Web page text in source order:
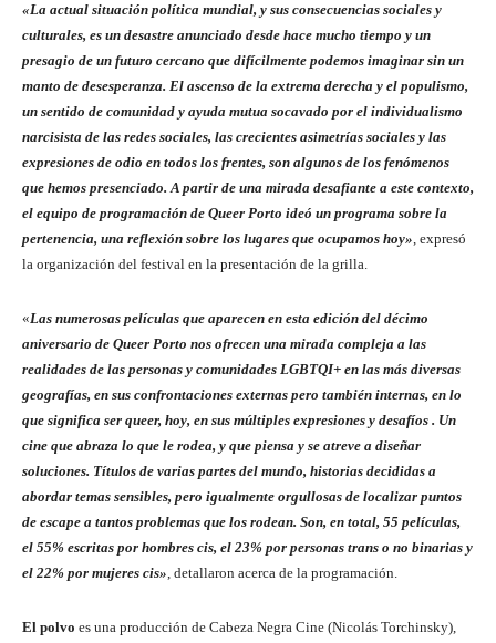
«La actual situación política mundial, y sus consecuencias sociales y
culturales, es un desastre anunciado desde hace mucho tiempo y un
presagio de un futuro cercano que difícilmente podemos imaginar sin un
manto de desesperanza. El ascenso de la extrema derecha y el populismo,
un sentido de comunidad y ayuda mutua socavado por el individualismo
narcisista de las redes sociales, las crecientes asimetrías sociales y las
expresiones de odio en todos los frentes, son algunos de los fenómenos
que hemos presenciado. A partir de una mirada desafiante a este contexto,
el equipo de programación de Queer Porto ideó un programa sobre la
pertenencia, una reflexión sobre los lugares que ocupamos hoy», expresó
la organización del festival en la presentación de la grilla.
«Las numerosas películas que aparecen en esta edición del décimo
aniversario de Queer Porto nos ofrecen una mirada compleja a las
realidades de las personas y comunidades LGBTQI+ en las más diversas
geografías, en sus confrontaciones externas pero también internas, en lo
que significa ser queer, hoy, en sus múltiples expresiones y desafíos . Un
cine que abraza lo que le rodea, y que piensa y se atreve a diseñar
soluciones. Títulos de varias partes del mundo, historias decididas a
abordar temas sensibles, pero igualmente orgullosas de localizar puntos
de escape a tantos problemas que los rodean. Son, en total, 55 películas,
el 55% escritas por hombres cis, el 23% por personas trans o no binarias y
el 22% por mujeres cis», detallaron acerca de la programación.
El polvo es una producción de Cabeza Negra Cine (Nicolás Torchinsky),